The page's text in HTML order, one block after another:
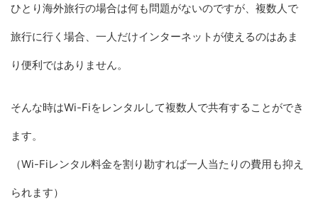
ひとり海外旅行の場合は何も問題がないのですが、複数人で
旅行に行く場合、一人だけインターネットが使えるのはあま
り便利ではありません。
そんな時はWi-Fiをレンタルして複数人で共有することができ
ます。
（Wi-Fiレンタル料金を割り勘すれば一人当たりの費用も抑え
られます）